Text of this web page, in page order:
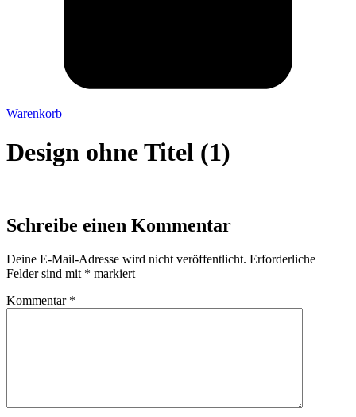
Warenkorb
Design ohne Titel (1)
Schreibe einen Kommentar
Deine E-Mail-Adresse wird nicht veröffentlicht. Erforderliche
Felder sind mit * markiert
Kommentar *